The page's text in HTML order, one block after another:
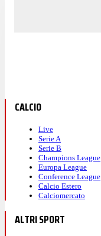
CALCIO
Live
Serie A
Serie B
Champions League
Europa League
Conference League
Calcio Estero
Calciomercato
ALTRI SPORT